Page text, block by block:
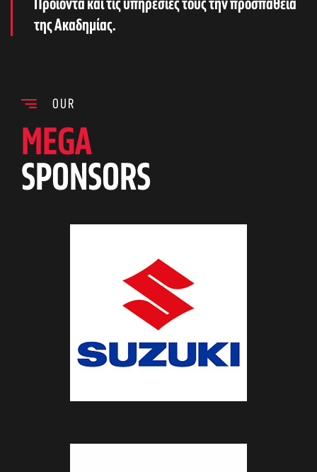
της Ακαδημίας.
OUR
MEGA
SPONSORS